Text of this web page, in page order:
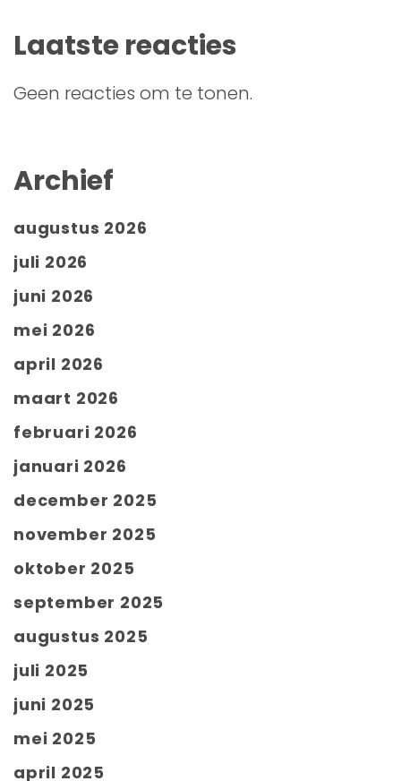
Laatste reacties
Geen reacties om te tonen.
Archief
augustus 2026
juli 2026
juni 2026
mei 2026
april 2026
maart 2026
februari 2026
januari 2026
december 2025
november 2025
oktober 2025
september 2025
augustus 2025
juli 2025
juni 2025
mei 2025
april 2025